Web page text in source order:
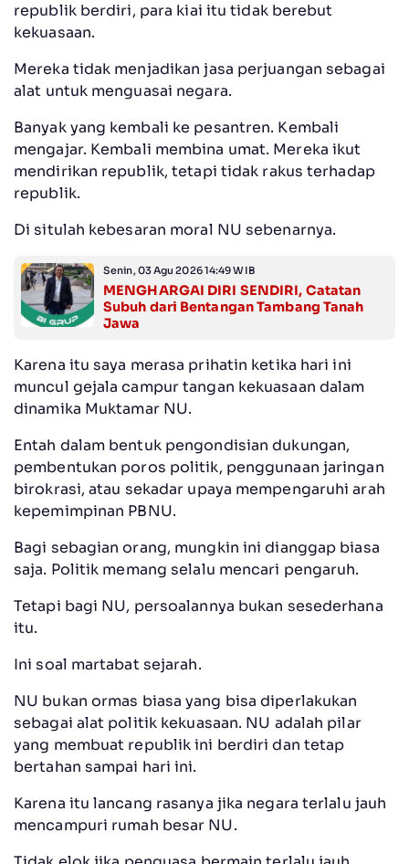
republik berdiri, para kiai itu tidak berebut
kekuasaan.
Mereka tidak menjadikan jasa perjuangan sebagai
alat untuk menguasai negara.
Banyak yang kembali ke pesantren. Kembali
mengajar. Kembali membina umat. Mereka ikut
mendirikan republik, tetapi tidak rakus terhadap
republik.
Di situlah kebesaran moral NU sebenarnya.
Senin, 03 Agu 2026 14:49 WIB
MENGHARGAI DIRI SENDIRI, Catatan
Subuh dari Bentangan Tambang Tanah
Jawa
Karena itu saya merasa prihatin ketika hari ini
muncul gejala campur tangan kekuasaan dalam
dinamika Muktamar NU.
Entah dalam bentuk pengondisian dukungan,
pembentukan poros politik, penggunaan jaringan
birokrasi, atau sekadar upaya mempengaruhi arah
kepemimpinan PBNU.
Bagi sebagian orang, mungkin ini dianggap biasa
saja. Politik memang selalu mencari pengaruh.
Tetapi bagi NU, persoalannya bukan sesederhana
itu.
Ini soal martabat sejarah.
NU bukan ormas biasa yang bisa diperlakukan
sebagai alat politik kekuasaan. NU adalah pilar
yang membuat republik ini berdiri dan tetap
bertahan sampai hari ini.
Karena itu lancang rasanya jika negara terlalu jauh
mencampuri rumah besar NU.